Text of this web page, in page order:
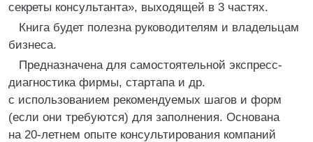
секреты консультанта», выходящей в 3 частях.
Книга будет полезна руководителям и владельцам
бизнеса.
Предназначена для самостоятельной экспресс-
диагностика фирмы, стартапа и др.
с использованием рекомендуемых шагов и форм
(если они требуются) для заполнения. Основана
на 20-летнем опыте консультирования компаний